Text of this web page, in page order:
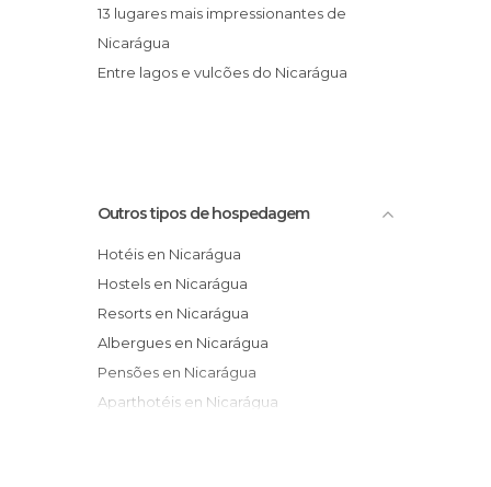
13 lugares mais impressionantes de
Nicarágua
Entre lagos e vulcões do Nicarágua
Outros tipos de hospedagem
Hotéis en Nicarágua
Hostels en Nicarágua
Resorts en Nicarágua
Albergues en Nicarágua
Pensões en Nicarágua
Aparthotéis en Nicarágua